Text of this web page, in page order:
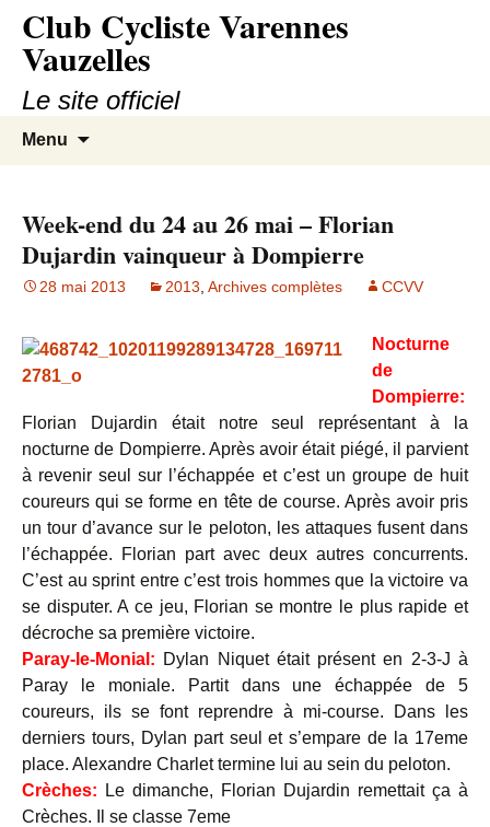
contenu
Club Cycliste Varennes
Vauzelles
Le site officiel
Menu
Week-end du 24 au 26 mai – Florian
Dujardin vainqueur à Dompierre
28 mai 2013 2013 Archives complètes CCVV
Nocturne
de
Dompierre:
Florian Dujardin était notre seul représentant à la
nocturne de Dompierre. Après avoir était piégé, il parvient
à revenir seul sur l’échappée et c’est un groupe de huit
coureurs qui se forme en tête de course. Après avoir pris
un tour d’avance sur le peloton, les attaques fusent dans
l’échappée. Florian part avec deux autres concurrents.
C’est au sprint entre c’est trois hommes que la victoire va
se disputer. A ce jeu, Florian se montre le plus rapide et
décroche sa première victoire.
Paray-le-Monial: Dylan Niquet était présent en 2-3-J à
Paray le moniale. Partit dans une échappée de 5
coureurs, ils se font reprendre à mi-course. Dans les
derniers tours, Dylan part seul et s’empare de la 17eme
place. Alexandre Charlet termine lui au sein du peloton.
Crèches: Le dimanche, Florian Dujardin remettait ça à
Crèches. Il se classe 7eme